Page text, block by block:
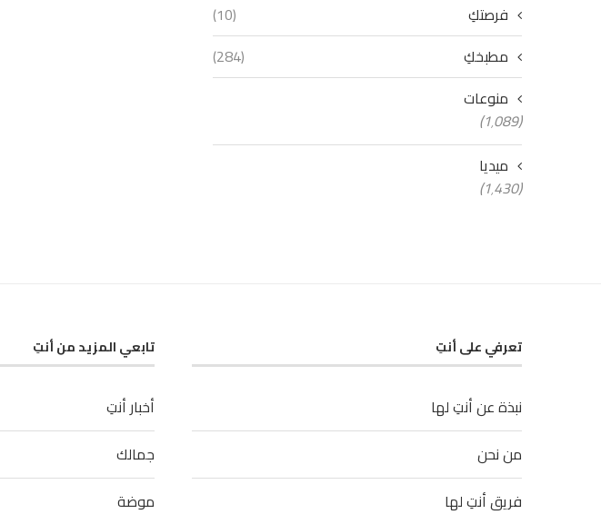
فرصتكِ
(10)
مطبخكِ
(284)
منوعات
(1٬089)
ميديا
(1٬430)
تعرفي على أنتِ
نبذة عن أنتِ لها
من نحن
فريق أنتِ لها
تابعي المزيد من أنتِ
أخبار أنتِ
جمالك
موضة